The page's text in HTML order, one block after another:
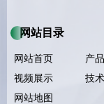
网站目录
网站首页 产
视频展示
技
网站地图